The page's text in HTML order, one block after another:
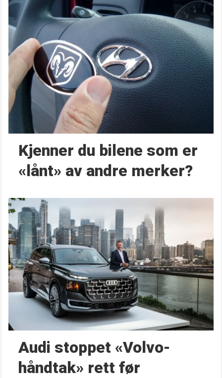
Kjenner du bilene som er
«lånt» av andre merker?
Audi stoppet «Volvo-
håndtak» rett før